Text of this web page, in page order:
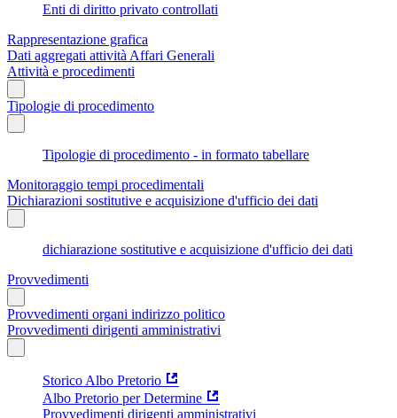
Enti di diritto privato controllati
Rappresentazione grafica
Dati aggregati attività Affari Generali
Attività e procedimenti
Tipologie di procedimento
Tipologie di procedimento - in formato tabellare
Monitoraggio tempi procedimentali
Dichiarazioni sostitutive e acquisizione d'ufficio dei dati
dichiarazione sostitutive e acquisizione d'ufficio dei dati
Provvedimenti
Provvedimenti organi indirizzo politico
Provvedimenti dirigenti amministrativi
Storico Albo Pretorio
Albo Pretorio per Determine
Provvedimenti dirigenti amministrativi